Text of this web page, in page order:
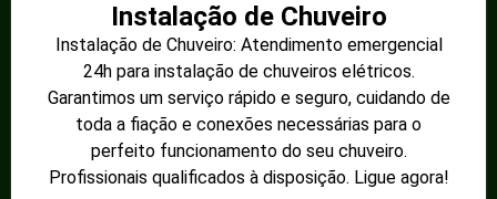
Instalação de Chuveiro
Instalação de Chuveiro: Atendimento emergencial
24h para instalação de chuveiros elétricos.
Garantimos um serviço rápido e seguro, cuidando de
toda a fiação e conexões necessárias para o
perfeito funcionamento do seu chuveiro.
Profissionais qualificados à disposição. Ligue agora!